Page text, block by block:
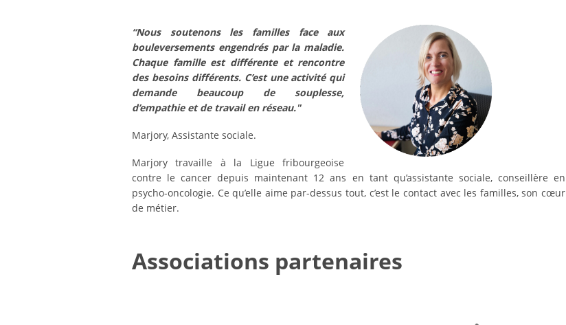
“Nous soutenons les familles face aux
bouleversements engendrés par la maladie.
Chaque famille est différente et rencontre
des besoins différents. C’est une activité qui
demande beaucoup de souplesse,
d’empathie et de travail en réseau."
Marjory, Assistante sociale.
Marjory travaille à la Ligue fribourgeoise
contre le cancer depuis maintenant 12 ans en tant qu’assistante sociale, conseillère en
psycho-oncologie. Ce qu’elle aime par-dessus tout, c’est le contact avec les familles, son cœur
de métier.
Associations partenaires